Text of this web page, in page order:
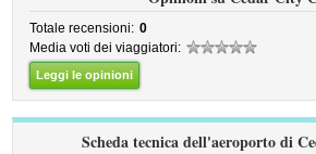
Totale recensioni: 0
Media voti dei viaggiatori:
Leggi le opinioni
Scheda tecnica dell'aeroporto di